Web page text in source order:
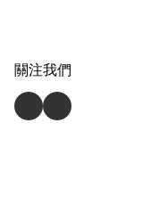
關注我們